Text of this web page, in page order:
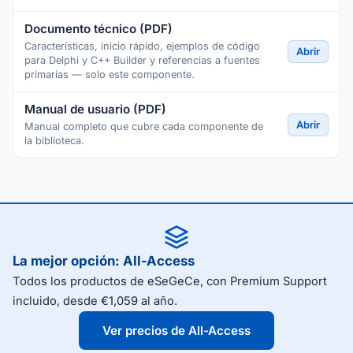
Documento técnico (PDF)
Características, inicio rápido, ejemplos de código
para Delphi y C++ Builder y referencias a fuentes
primarias — solo este componente.
Abrir
Manual de usuario (PDF)
Manual completo que cubre cada componente de
la biblioteca.
Abrir
La mejor opción: All-Access
Todos los productos de eSeGeCe, con Premium Support
incluido, desde €1,059 al año.
Ver precios de All-Access